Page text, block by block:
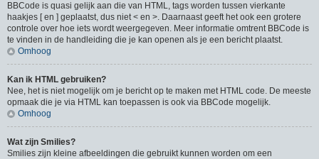
BBCode is quasi gelijk aan die van HTML, tags worden tussen vierkante
haakjes [ en ] geplaatst, dus niet < en >. Daarnaast geeft het ook een grotere
controle over hoe iets wordt weergegeven. Meer informatie omtrent BBCode is
te vinden in de handleiding die je kan openen als je een bericht plaatst.
Omhoog
Kan ik HTML gebruiken?
Nee, het is niet mogelijk om je bericht op te maken met HTML code. De meeste
opmaak die je via HTML kan toepassen is ook via BBCode mogelijk.
Omhoog
Wat zijn Smilies?
Smilies zijn kleine afbeeldingen die gebruikt kunnen worden om een